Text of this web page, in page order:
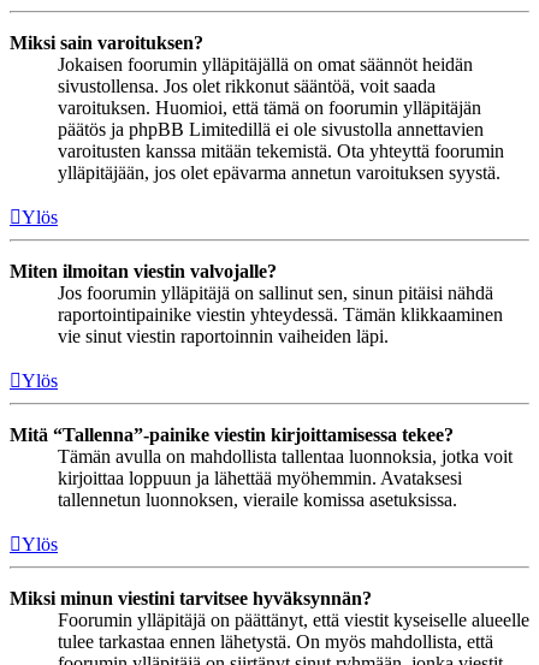
Miksi sain varoituksen?
Jokaisen foorumin ylläpitäjällä on omat säännöt heidän
sivustollensa. Jos olet rikkonut sääntöä, voit saada
varoituksen. Huomioi, että tämä on foorumin ylläpitäjän
päätös ja phpBB Limitedillä ei ole sivustolla annettavien
varoitusten kanssa mitään tekemistä. Ota yhteyttä foorumin
ylläpitäjään, jos olet epävarma annetun varoituksen syystä.
Ylös
Miten ilmoitan viestin valvojalle?
Jos foorumin ylläpitäjä on sallinut sen, sinun pitäisi nähdä
raportointipainike viestin yhteydessä. Tämän klikkaaminen
vie sinut viestin raportoinnin vaiheiden läpi.
Ylös
Mitä “Tallenna”-painike viestin kirjoittamisessa tekee?
Tämän avulla on mahdollista tallentaa luonnoksia, jotka voit
kirjoittaa loppuun ja lähettää myöhemmin. Avataksesi
tallennetun luonnoksen, vieraile komissa asetuksissa.
Ylös
Miksi minun viestini tarvitsee hyväksynnän?
Foorumin ylläpitäjä on päättänyt, että viestit kyseiselle alueelle
tulee tarkastaa ennen lähetystä. On myös mahdollista, että